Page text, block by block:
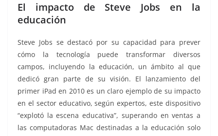
El impacto de Steve Jobs en la
educación
Steve Jobs se destacó por su capacidad para prever
cómo la tecnología puede transformar diversos
campos, incluyendo la educación, un ámbito al que
dedicó gran parte de su visión. El lanzamiento del
primer iPad en 2010 es un claro ejemplo de su impacto
en el sector educativo, según expertos, este dispositivo
“explotó la escena educativa”, superando en ventas a
las computadoras Mac destinadas a la educación solo